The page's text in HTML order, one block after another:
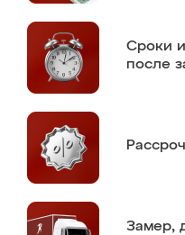
Сроки
после
Замер,